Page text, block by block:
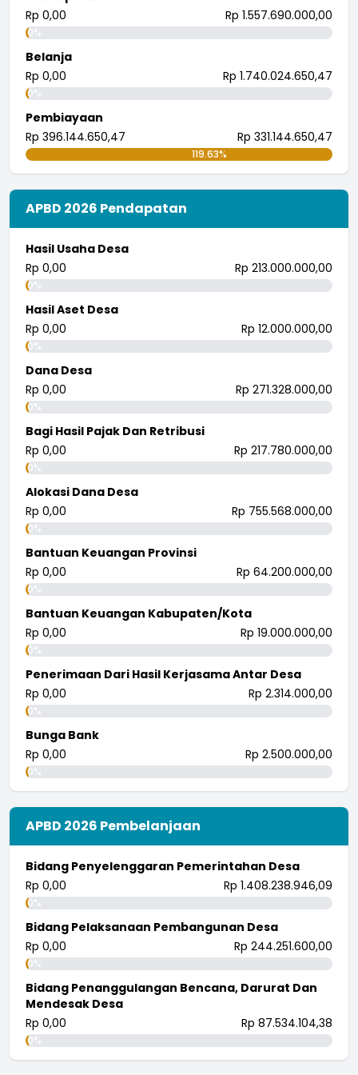
...selengkapnya
i wayan pujana eka putra
25 Juli 2018 09:30:04
Rp 0,00
Rp 1.557.690.000,00
0%
Belanja
Rp 0,00
Rp 1.740.024.650,47
0%
Pembiayaan
Rp 396.144.650,47
Rp 331.144.650,47
119.63%
APBD 2026 Pendapatan
Hasil Usaha Desa
Rp 0,00
Rp 213.000.000,00
0%
Hasil Aset Desa
Rp 0,00
Rp 12.000.000,00
0%
Dana Desa
Rp 0,00
Rp 271.328.000,00
0%
Bagi Hasil Pajak Dan Retribusi
Rp 0,00
Rp 217.780.000,00
0%
Alokasi Dana Desa
Rp 0,00
Rp 755.568.000,00
0%
Bantuan Keuangan Provinsi
Rp 0,00
Rp 64.200.000,00
0%
Bantuan Keuangan Kabupaten/Kota
Rp 0,00
Rp 19.000.000,00
0%
Penerimaan Dari Hasil Kerjasama Antar Desa
Rp 0,00
Rp 2.314.000,00
0%
Bunga Bank
Rp 0,00
Rp 2.500.000,00
0%
APBD 2026 Pembelanjaan
Bidang Penyelenggaran Pemerintahan Desa
Rp 0,00
Rp 1.408.238.946,09
0%
Bidang Pelaksanaan Pembangunan Desa
Rp 0,00
Rp 244.251.600,00
0%
Bidang Penanggulangan Bencana, Darurat Dan
Mendesak Desa
Rp 0,00
Rp 87.534.104,38
0%